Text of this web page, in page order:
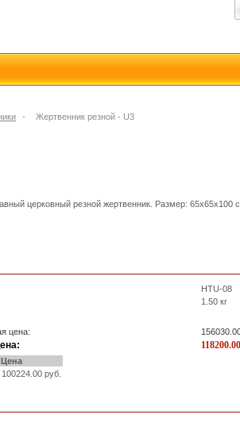
- Жертвенник резной - U3
церковный резной жертвенник. Размер: 65х65x100
HTU-08
1.50 кг
цена:
118200.00
Цена
100224.00 руб.